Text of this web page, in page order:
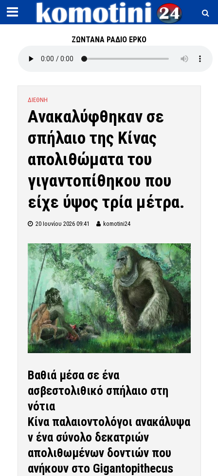
ΖΩΝΤΑΝΑ ΡΑΔΙΟ ΕΡΚΟ
ΔΙΕΘΝΗ
Ανακαλύφθηκαν σε
σπήλαιο της Κίνας
απολιθώματα του
γιγαντοπίθηκου που
είχε ύψος τρία μέτρα.
20 Ιουνίου 2026 09:41 komotini24
Βαθιά μέσα σε ένα
ασβεστολιθικό σπήλαιο στη
νότια
Κίνα παλαιοντολόγοι ανακάλυψα
ν ένα σύνολο δεκατριών
απολιθωμένων δοντιών που
ανήκουν στο Gigantopithecus